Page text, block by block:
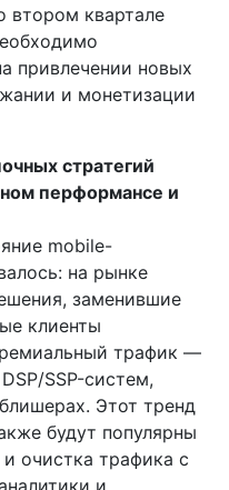
втором квартале
привлечении новых
и монетизации
стратегий
перформансе и
mobile-
на рынке
заменившие
клиенты
трафик —
SSP-систем,
Этот тренд
будут популярны
очистка трафика с
и